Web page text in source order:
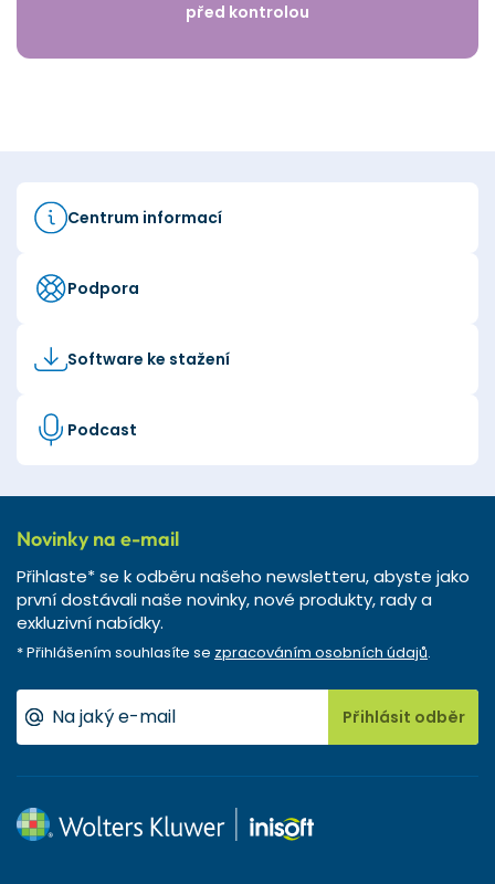
před kontrolou
Centrum informací
Podpora
Software ke stažení
Podcast
Novinky na e-mail
Přihlaste* se k odběru našeho newsletteru, abyste jako
první dostávali naše novinky, nové produkty, rady a
exkluzivní nabídky.
* Přihlášením souhlasíte se zpracováním osobních údajů.
Přihlásit odběr